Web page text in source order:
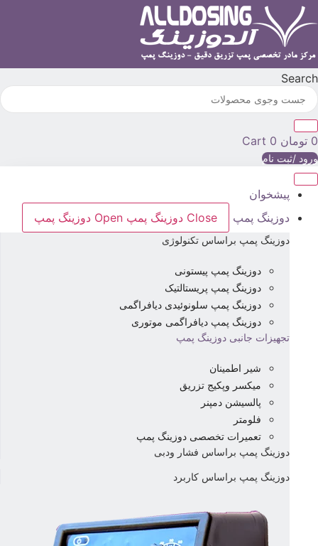
Search
0 تومان 0
Cart
ورود /ثبت نام
پیشخوان
دوزینگ پمپ
Close دوزینگ پمپ Open دوزینگ پمپ
دوزینگ پمپ براساس تکنولوژی
دوزینگ پمپ پیستونی
دوزینگ پمپ پریستالتیک
دوزینگ پمپ سلونوئیدی دیافراگمی
دوزینگ پمپ دیافراگمی موتوری
تجهیزات جانبی دوزینگ پمپ
شیر اطمینان
میکسر وپکیج تزریق
پالسیشن دمپنر
فلومتر
تعمیرات تخصصی دوزینگ پمپ
دوزینگ پمپ براساس فشار ودبی
دوزینگ پمپ براساس کاربرد